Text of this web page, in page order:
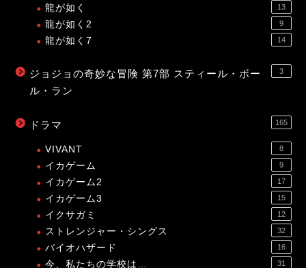
龍が如く 13
龍が如く2 9
龍が如く7 14
ジョジョの奇妙な冒険 第7部 スティール・ボー
ル・ラン
3
ドラマ 165
VIVANT 8
イカゲーム 9
イカゲーム2 17
イカゲーム3 15
イクサガミ 12
ストレンジャー・シングス 32
バイオハザード 16
今、私たちの学校は… 31